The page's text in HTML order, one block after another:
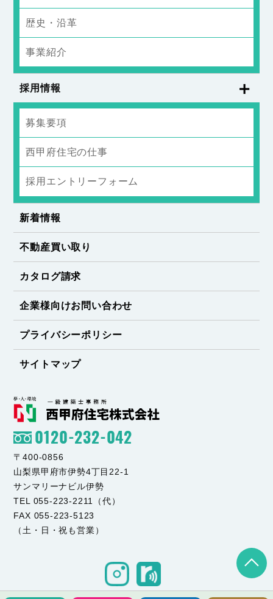
歴史・沿革
事業紹介
採用情報
募集要項
西甲府住宅の仕事
採用エントリーフォーム
新着情報
不動産買い取り
カタログ請求
企業様向けお問い合わせ
プライバシーポリシー
サイトマップ
0120-232-042
〒400-0856
山梨県甲府市伊勢4丁目22-1
サンマリーナビル伊勢
TEL 055-223-2211（代）
FAX 055-223-5123
（土・日・祝も営業）